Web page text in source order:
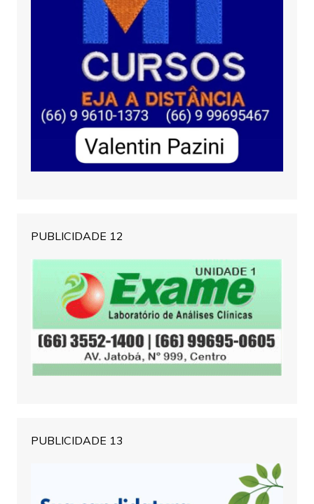
PUBLICIDADE 12
PUBLICIDADE 13